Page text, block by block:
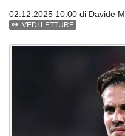
02.12.2025 10:00 di Davide
VEDI LETTURE